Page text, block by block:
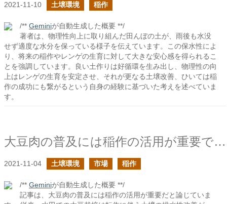
2021-11-10 土壌環境 稲作
/** Geminiが自動生成した概要 **/
著者は、物理性向上に取り組んだ田んぼの土が、雨後も水没
せず適度な水分を保っている様子を伝えています。この保水性によ
り、将来の稲作やレンゲの生育に対して大きな安心感を得られるこ
とを強調しています。良い土作りは好循環を生み出し、物理性の向
上はレンゲの生育を安定させ、それが更なる土壌改善、ひいては稲
作の成功にも繋がるという自身の経験に基づいた考えを述べていま
す。
大豆肉の普及には稲作の活用が重要であるはずだ
2021-11-04 土壌環境 市場 稲作
/** Geminiが自動生成した概要 **/
記事は、大豆肉の普及には稲作の活用が重要だと論じていま